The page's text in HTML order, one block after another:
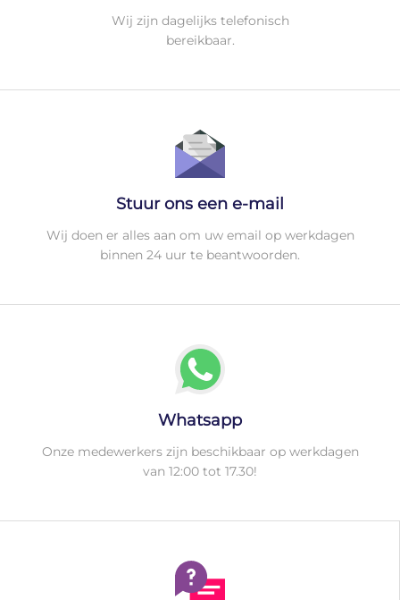
Wij zijn dagelijks telefonisch
bereikbaar.
Stuur ons een e-mail
Wij doen er alles aan om uw email op werkdagen
binnen 24 uur te beantwoorden.
Whatsapp
Onze medewerkers zijn beschikbaar op werkdagen
van 12:00 tot 17.30!